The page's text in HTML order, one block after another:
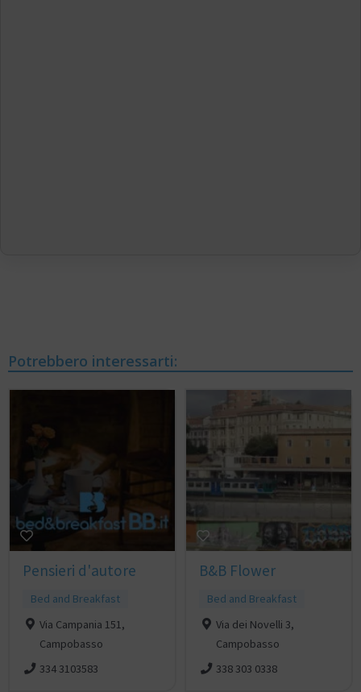
Potrebbero interessarti:
Pensieri d'autore
Bed and Breakfast
Via Campania 151,
Campobasso
334 3103583
B&B Flower
Bed and Breakfast
Via dei Novelli 3,
Campobasso
338 303 0338